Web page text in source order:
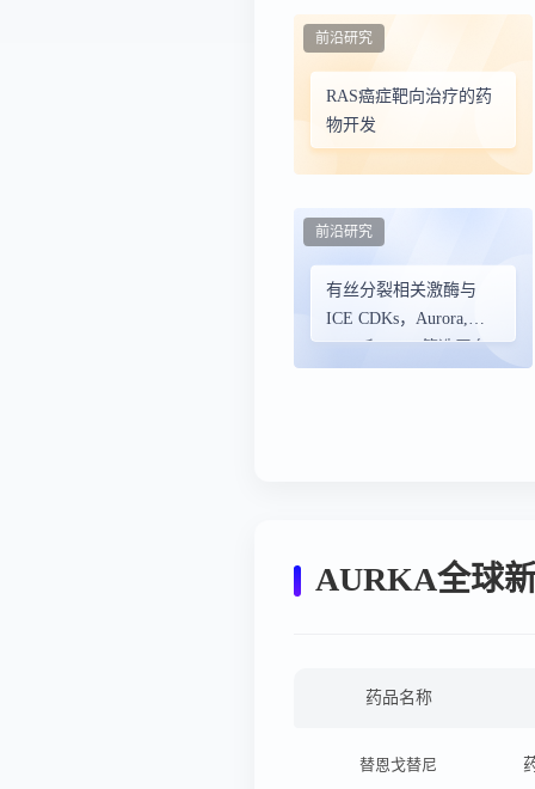
RAS癌症靶向治疗的药
物开发
前沿研究
有丝分裂相关激酶与
ICE CDKs，Aurora,
PLKs和NEKs筛选平台
前沿研究
AURKA全球
药品名称
替恩戈替尼